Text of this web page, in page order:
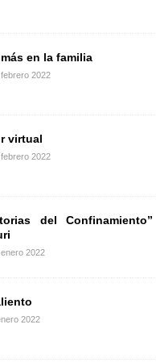
en la familia
2022
virtual
2022
del
2022
2022